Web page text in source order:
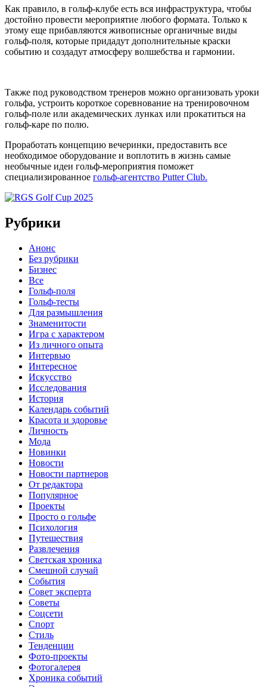
Как правило, в гольф-клубе есть вся инфраструктура, чтобы
достойно провести мероприятие любого формата. Только к
этому еще прибавляются живописные органичные виды
гольф-поля, которые придадут дополнительные краски
событию и создадут атмосферу волшебства и гармонии.
Также под руководством тренеров можно организовать уроки
гольфа, устроить короткое соревнование на тренировочном
гольф-поле или академических лунках или прокатиться на
гольф-каре по полю.
Проработать концепцию вечеринки, предоставить все
необходимое оборудование и воплотить в жизнь самые
необычные идеи гольф-мероприятия поможет
специализированное гольф-агентство Putter Club.
Рубрики
Анонс
Без рубрики
Бизнес
Все
Гольф-поля
Гольф-тесты
Для размышления
Знаменитости
Игра с характером
Из личного опыта
Интервью
Интересное
Искусство
Исследования
История
Календарь событий
Красота и здоровье
Личность
Мода
Новинки
Новости
Новости партнеров
От редактора
Популярное
Проекты
Просто о гольфе
Психология
Путешествия
Развлечения
Светская хроника
Смешной случай
События
Совет эксперта
Советы
Соцсети
Спорт
Стиль
Тенденции
Фото-проекты
Фотогалерея
Хроника событий